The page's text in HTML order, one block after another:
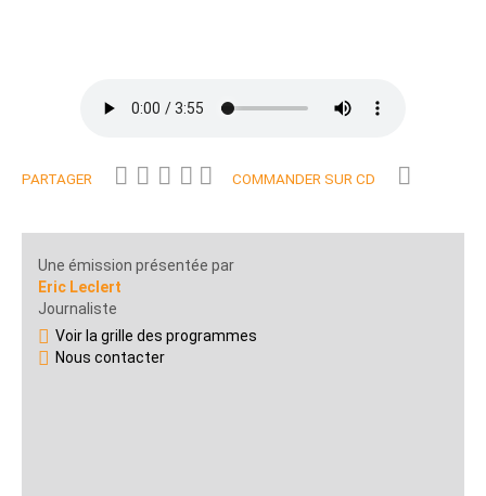
PARTAGER COMMANDER SUR CD
Une émission présentée par
Eric Leclert
Journaliste
Voir la grille des programmes
Nous contacter